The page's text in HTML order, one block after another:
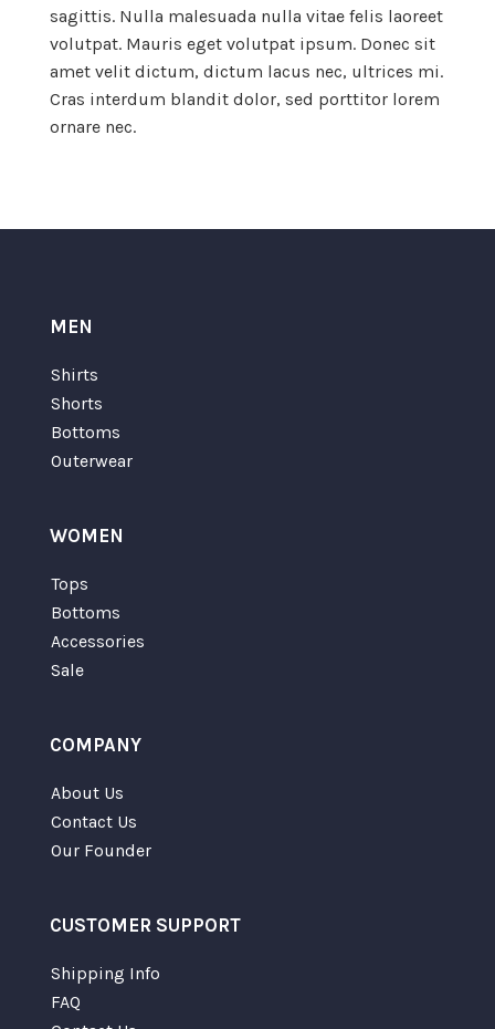
sagittis. Nulla malesuada nulla vitae felis laoreet
volutpat. Mauris eget volutpat ipsum. Donec sit
amet velit dictum, dictum lacus nec, ultrices mi.
Cras interdum blandit dolor, sed porttitor lorem
ornare nec.
MEN
Shirts
Shorts
Bottoms
Outerwear
WOMEN
Tops
Bottoms
Accessories
Sale
COMPANY
About Us
Contact Us
Our Founder
CUSTOMER SUPPORT
Shipping Info
FAQ